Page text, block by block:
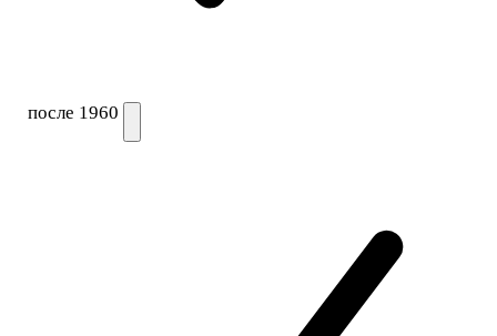
после 1960